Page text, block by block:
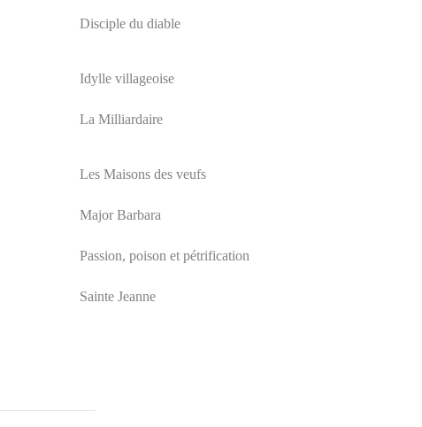
Disciple du diable
Idylle villageoise
La Milliardaire
Les Maisons des veufs
Major Barbara
Passion, poison et pétrification
Sainte Jeanne